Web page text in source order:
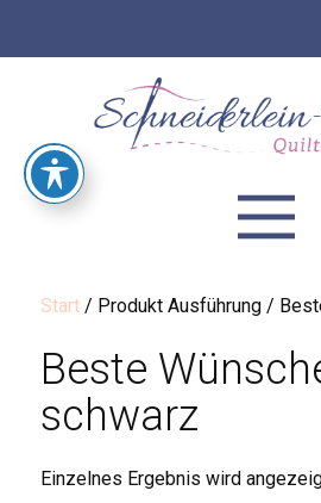
Start / Produkt Ausführung /
Beste
schwarz
Einzelnes Ergebnis wird